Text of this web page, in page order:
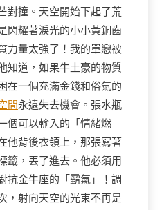
對撞。天空開始下起了荒
閃耀著淚光的小小黃銅齒
力量太強了！我的單戀被
知道，如果牛土豪的物質
在一個充滿金錢和俗氣的
間永遠失去機會。張水瓶
個可以輸入的「情緒燃
他背後衣領上，那張寫著
籤，丟了進去。他必須用
抗金牛座的「霸氣」！調
，射向天空的光束不再是